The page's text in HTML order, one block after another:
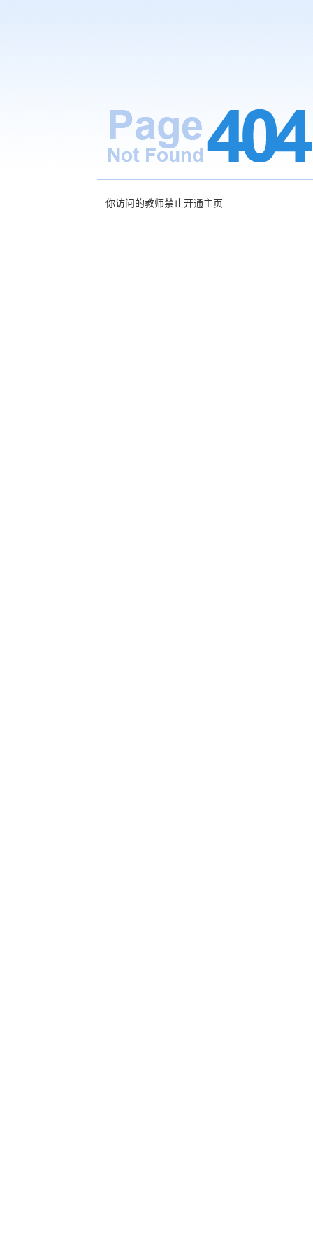
你访问的教师禁止开通主页